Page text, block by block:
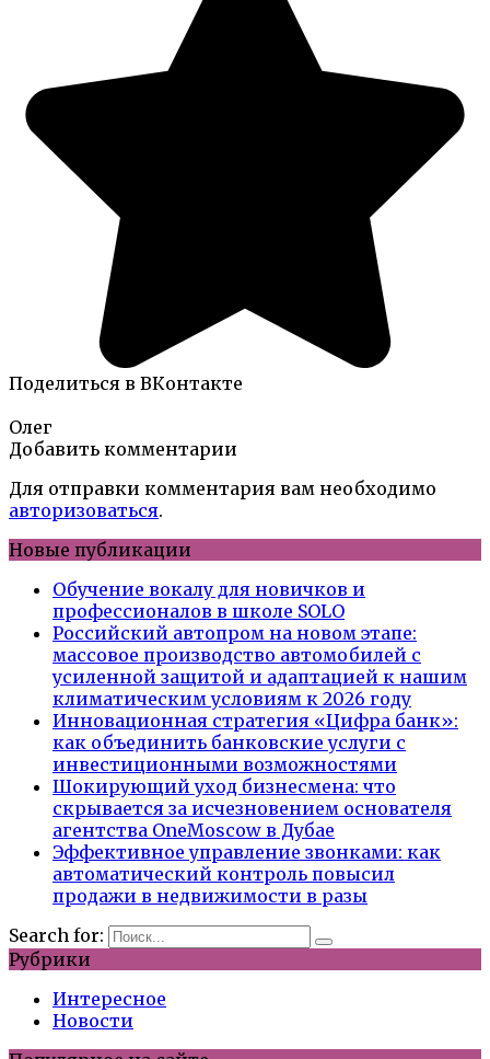
Поделиться в ВКонтакте
Олег
Добавить комментарии
Для отправки комментария вам необходимо
авторизоваться.
Новые публикации
Обучение вокалу для новичков и
профессионалов в школе SOLO
Российский автопром на новом этапе:
массовое производство автомобилей с
усиленной защитой и адаптацией к нашим
климатическим условиям к 2026 году
Инновационная стратегия «Цифра банк»:
как объединить банковские услуги с
инвестиционными возможностями
Шокирующий уход бизнесмена: что
скрывается за исчезновением основателя
агентства OneMoscow в Дубае
Эффективное управление звонками: как
автоматический контроль повысил
продажи в недвижимости в разы
Search for:
Рубрики
Интересное
Новости